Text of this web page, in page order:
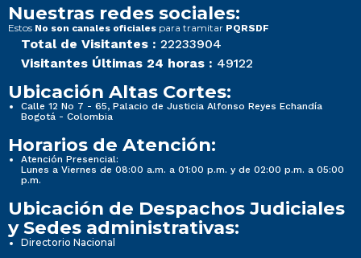
Nuestras redes sociales:
Estos No son canales oficiales para tramitar PQRSDF
Total de Visitantes : 22233904
Visitantes Últimas 24 horas : 49122
Ubicación Altas Cortes:
Calle 12 No 7 - 65, Palacio de Justicia Alfonso Reyes Echandía
Bogotá - Colombia
Horarios de Atención:
Atención Presencial:
Lunes a Viernes de 08:00 a.m. a 01:00 p.m. y de 02:00 p.m. a 05:00
p.m.
Ubicación de Despachos Judiciales
y Sedes administrativas:
Directorio Nacional